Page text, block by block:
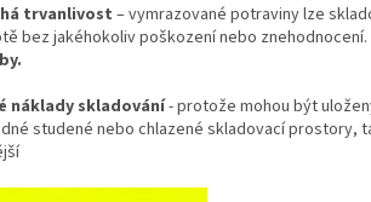
trvanlivost – vymrazované potraviny lze
bez jakéhokoliv poškození nebo znehodnocení.
náklady skladování- protože mohou být
studené nebo chlazené skladovací prostory,